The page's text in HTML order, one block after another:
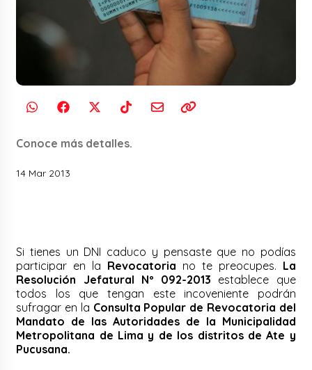
Conoce más detalles.
14 Mar 2013
Si tienes un DNI caduco y pensaste que no podías
participar en la Revocatoria no te preocupes. La
Resolución Jefatural Nº 092-2013 establece que
todos los que tengan este incoveniente podrán
sufragar en la Consulta Popular de Revocatoria del
Mandato de las Autoridades de la Municipalidad
Metropolitana de Lima y de los distritos de Ate y
Pucusana.